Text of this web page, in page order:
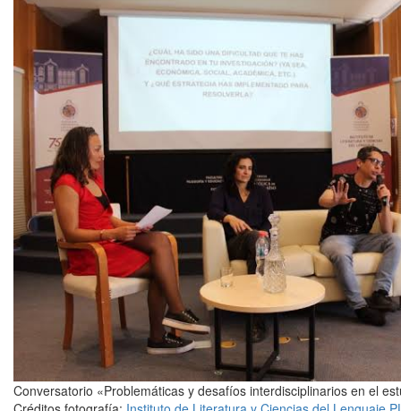
Conversatorio «Problemáticas y desafíos interdisciplinarios en el